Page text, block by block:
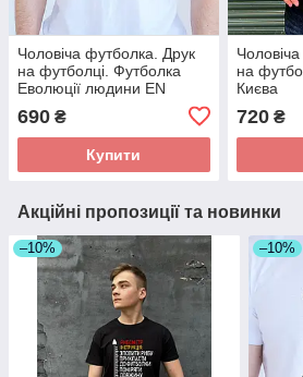
Чоловіча футболка. Друк
на футболці. Футболка
Еволюції людини EN
690 ₴
Купити
на
Києва
720₴
Акційні пропозиції та новинки
–10% –10%